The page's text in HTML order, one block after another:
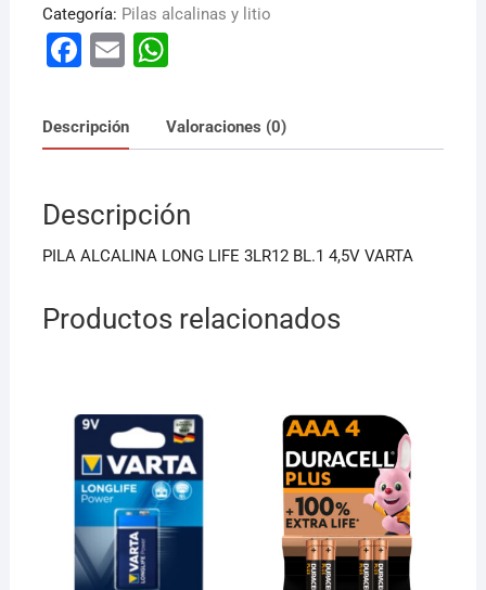
Categoría: Pilas alcalinas y litio
F
c
e
o
o
E
ai
l
W
at
s
p
p
Descripción Valoraciones (0)
Descripción
PILA ALCALINA LONG LIFE 3LR12 BL.1 4,5V VARTA
Productos relacionados